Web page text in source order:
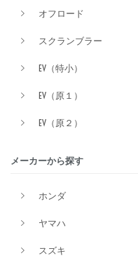
オフロード
スクランブラー
EV（特小）
EV（原１）
EV（原２）
メーカーから探す
ホンダ
ヤマハ
スズキ